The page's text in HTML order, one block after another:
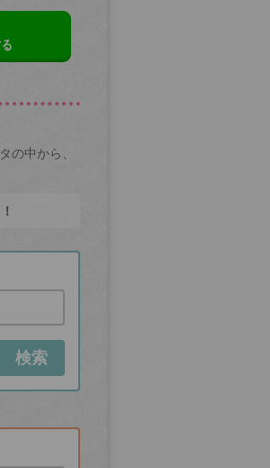
の中から、
検索